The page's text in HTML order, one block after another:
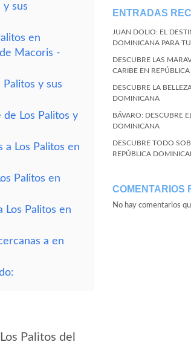
y sus
en
Macoris -
Palitos y sus
de Los Palitos y
a Los Palitos en
Palitos en
Los Palitos en
a en
Palitos del
ENTRADAS
JUAN DOLIO: EL
DOMINICANA PARA
DESCUBRE LAS
CARIBE EN
DESCUBRE LA
DOMINICANA
BÁVARO: DESCUBRE
DOMINICANA
DESCUBRE TODO
REPÚBLICA
COMENTARIOS
No hay comentarios